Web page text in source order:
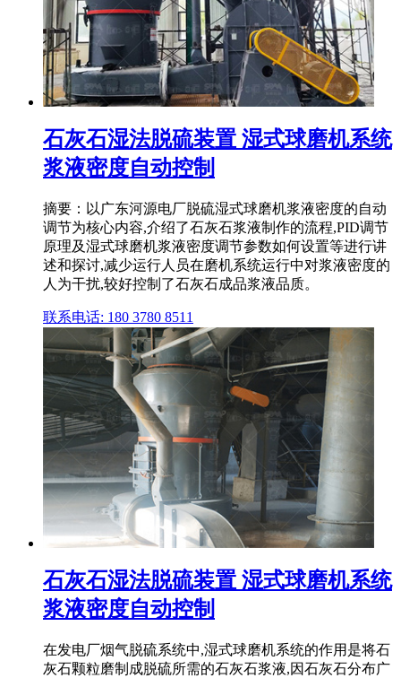
石灰石湿法脱硫装置 湿式球磨机系统
浆液密度自动控制
摘要：以广东河源电厂脱硫湿式球磨机浆液密度的自动
调节为核心内容,介绍了石灰石浆液制作的流程,PID调节
原理及湿式球磨机浆液密度调节参数如何设置等进行讲
述和探讨,减少运行人员在磨机系统运行中对浆液密度的
人为干扰,较好控制了石灰石成品浆液品质。
联系电话: 180 3780 8511
石灰石湿法脱硫装置 湿式球磨机系统
浆液密度自动控制
在发电厂烟气脱硫系统中,湿式球磨机系统的作用是将石
灰石颗粒磨制成脱硫所需的石灰石浆液,因石灰石分布广